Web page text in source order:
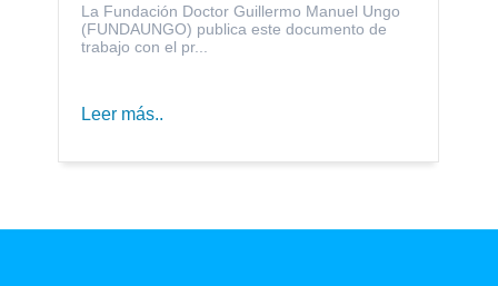
La Fundación Doctor Guillermo Manuel Ungo
(FUNDAUNGO) publica este documento de
trabajo con el pr...
Leer más..